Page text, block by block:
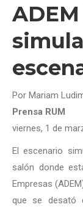
Por Mariam
Prensa RUM
viernes, 1 de
El escenario
salón donde
Empresas
que se desató